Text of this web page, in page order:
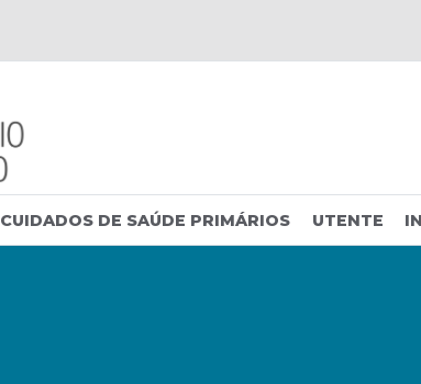
CUIDADOS DE SAÚDE PRIMÁRIOS UTENTE